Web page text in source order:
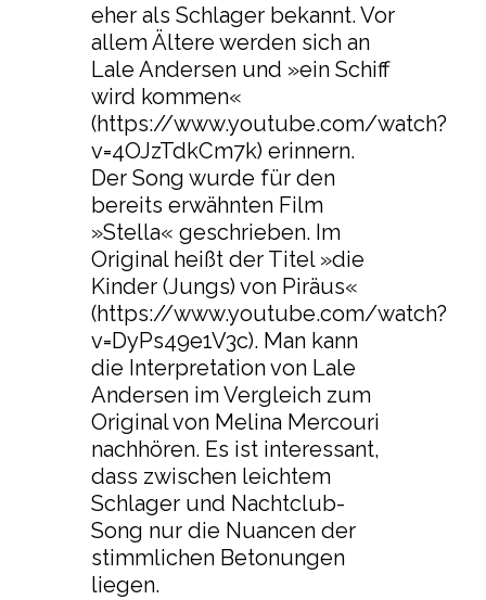
eher als Schlager bekannt. Vor
allem Ältere werden sich an
Lale Andersen und »ein Schiff
wird kommen«
(https://www.youtube.com/watch?
v=4OJzTdkCm7k) erinnern.
Der Song wurde für den
bereits erwähnten Film
»Stella« geschrieben. Im
Original heißt der Titel »die
Kinder (Jungs) von Piräus«
(https://www.youtube.com/watch?
v=DyPs49e1V3c). Man kann
die Interpretation von Lale
Andersen im Vergleich zum
Original von Melina Mercouri
nachhören. Es ist interessant,
dass zwischen leichtem
Schlager und Nachtclub-
Song nur die Nuancen der
stimmlichen Betonungen
liegen.